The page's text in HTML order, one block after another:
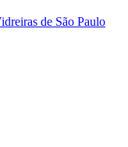
de São Paulo